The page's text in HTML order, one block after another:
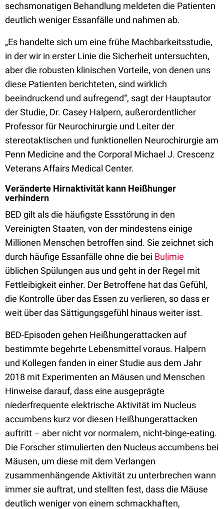
sechsmonatigen Behandlung meldeten die Patienten
deutlich weniger Essanfälle und nahmen ab.
„Es handelte sich um eine frühe Machbarkeitsstudie,
in der wir in erster Linie die Sicherheit untersuchten,
aber die robusten klinischen Vorteile, von denen uns
diese Patienten berichteten, sind wirklich
beeindruckend und aufregend“, sagt der Hauptautor
der Studie, Dr. Casey Halpern, außerordentlicher
Professor für Neurochirurgie und Leiter der
stereotaktischen und funktionellen Neurochirurgie am
Penn Medicine and the Corporal Michael J. Crescenz
Veterans Affairs Medical Center.
Veränderte Hirnaktivität kann Heißhunger
verhindern
BED gilt als die häufigste Essstörung in den
Vereinigten Staaten, von der mindestens einige
Millionen Menschen betroffen sind. Sie zeichnet sich
durch häufige Essanfälle ohne die bei Bulimie
üblichen Spülungen aus und geht in der Regel mit
Fettleibigkeit einher. Der Betroffene hat das Gefühl,
die Kontrolle über das Essen zu verlieren, so dass er
weit über das Sättigungsgefühl hinaus weiter isst.
BED-Episoden gehen Heißhungerattacken auf
bestimmte begehrte Lebensmittel voraus. Halpern
und Kollegen fanden in einer Studie aus dem Jahr
2018 mit Experimenten an Mäusen und Menschen
Hinweise darauf, dass eine ausgeprägte
niederfrequente elektrische Aktivität im Nucleus
accumbens kurz vor diesen Heißhungerattacken
auftritt – aber nicht vor normalem, nicht-binge-eating.
Die Forscher stimulierten den Nucleus accumbens bei
Mäusen, um diese mit dem Verlangen
zusammenhängende Aktivität zu unterbrechen wann
immer sie auftrat, und stellten fest, dass die Mäuse
deutlich weniger von einem schmackhaften,